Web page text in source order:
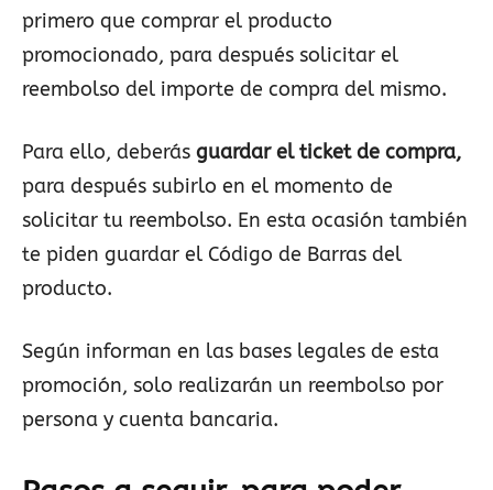
primero que comprar el producto
promocionado, para después solicitar el
reembolso del importe de compra del mismo.
Para ello, deberás guardar el ticket de compra,
para después subirlo en el momento de
solicitar tu reembolso. En esta ocasión también
te piden guardar el Código de Barras del
producto.
Según informan en las bases legales de esta
promoción, solo realizarán un reembolso por
persona y cuenta bancaria.